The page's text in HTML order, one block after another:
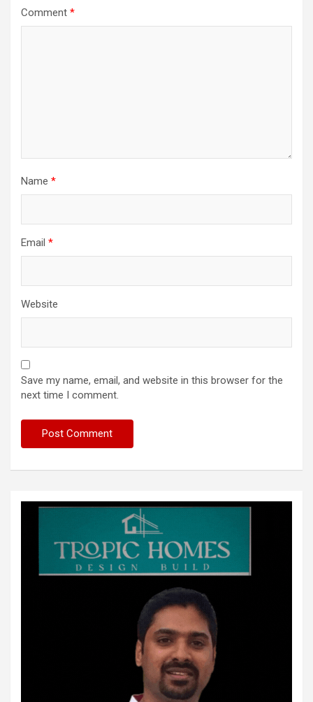
Comment *
Name *
Email *
Website
Save my name, email, and website in this browser for the
next time I comment.